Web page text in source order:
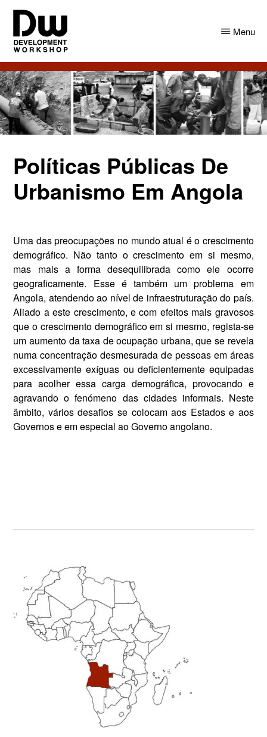
Skip
main
content
Skip
primary
sidebar
DW
Angola
Development
Workshop
Angola
Menu
Políticas Públicas De
Urbanismo Em Angola
Uma das preocupações no mundo atual é o crescimento
demográfico. Não tanto o crescimento em si mesmo,
mas mais a forma desequilibrada como ele ocorre
geograficamente. Esse é também um problema em
Angola, atendendo ao nível de infraestruturação do país.
Aliado a este crescimento, e com efeitos mais gravosos
que o crescimento demográfico em si mesmo, regista-se
um aumento da taxa de ocupação urbana, que se revela
numa concentração desmesurada de pessoas em áreas
excessivamente exíguas ou deficientemente equipadas
para acolher essa carga demográfica, provocando e
agravando o fenómeno das cidades informais. Neste
âmbito, vários desafios se colocam aos Estados e aos
Governos e em especial ao Governo angolano.
Primary
Sidebar